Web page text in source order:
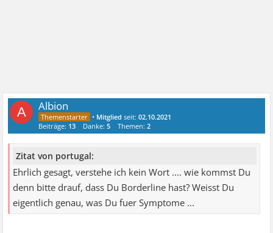
A Albion
• Mitglied seit:02.10.2021
Beiträge: 13 Danke:5 Themen:2
Zitat von portugal:
Ehrlich gesagt, verstehe ich kein Wort .... wie kommst Du
denn bitte drauf, dass Du Borderline hast? Weisst Du
eigentlich genau, was Du fuer Symptome ...